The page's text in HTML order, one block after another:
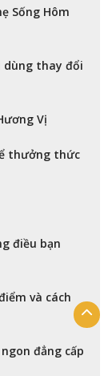
Sống Hôm
dùng thay đổi
Vị
thưởng thức
điều bạn
và cách
đẳng cấp